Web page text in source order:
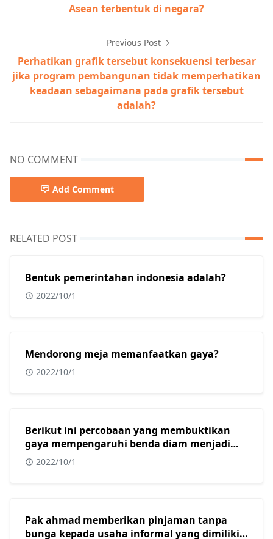
Asean terbentuk di negara?
Previous Post
Perhatikan grafik tersebut konsekuensi terbesar
jika program pembangunan tidak memperhatikan
keadaan sebagaimana pada grafik tersebut
adalah?
NO COMMENT
Add Comment
RELATED POST
Bentuk pemerintahan indonesia adalah?
2022/10/1
Mendorong meja memanfaatkan gaya?
2022/10/1
Berikut ini percobaan yang membuktikan
gaya mempengaruhi benda diam menjadi
bergerak adalah?
2022/10/1
Pak ahmad memberikan pinjaman tanpa
bunga kepada usaha informal yang dimiliki